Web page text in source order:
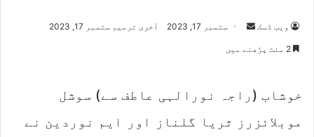
ویب ڈسک
e
ستمبر 17, 2023 آخری ترمیم ستمبر 17, 2023
خوشاب (راجہ نورالہی عاطف سے) سوشل
موبلائزرز ثریا گلناز اور ایم نوردین نے